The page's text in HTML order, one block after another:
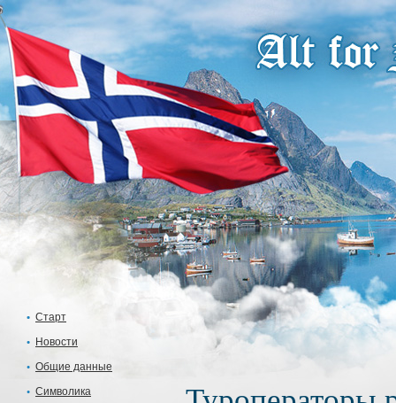
Старт
Новости
Общие данные
Символика